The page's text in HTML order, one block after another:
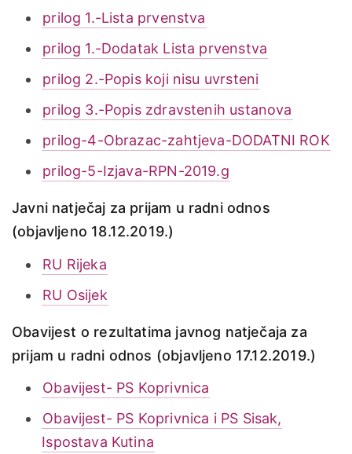
prilog 1.-Lista prvenstva
prilog 1.-Dodatak Lista prvenstva
prilog 2.-Popis koji nisu uvrsteni
prilog 3.-Popis zdravstenih ustanova
prilog-4-Obrazac-zahtjeva-DODATNI ROK
prilog-5-Izjava-RPN-2019.g
Javni natječaj za prijam u radni odnos
(objavljeno 18.12.2019.)
RU Rijeka
RU Osijek
Obavijest o rezultatima javnog natječaja za
prijam u radni odnos (objavljeno 17.12.2019.)
Obavijest- PS Koprivnica
Obavijest- PS Koprivnica i PS Sisak,
Ispostava Kutina